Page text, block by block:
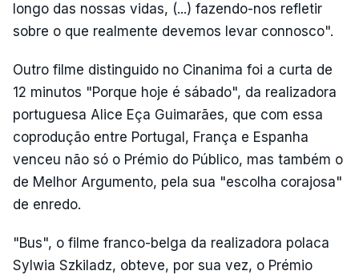
longo das nossas vidas, (...) fazendo-nos refletir
sobre o que realmente devemos levar connosco".
Outro filme distinguido no Cinanima foi a curta de
12 minutos "Porque hoje é sábado", da realizadora
portuguesa Alice Eça Guimarães, que com essa
coprodução entre Portugal, França e Espanha
venceu não só o Prémio do Público, mas também o
de Melhor Argumento, pela sua "escolha corajosa"
de enredo.
"Bus", o filme franco-belga da realizadora polaca
Sylwia Szkiladz, obteve, por sua vez, o Prémio